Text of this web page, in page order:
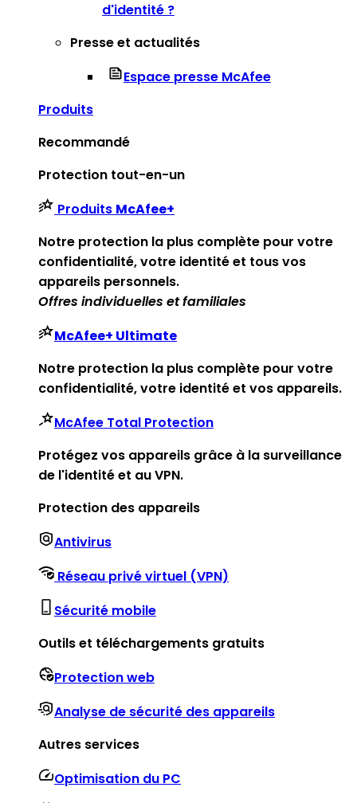
d'identité ?
Presse et actualités
Espace presse McAfee
Produits
Recommandé
Protection tout-en-un
Produits McAfee+
Notre protection la plus complète pour votre
confidentialité, votre identité et tous vos
appareils personnels.​
Offres individuelles et familiales
McAfee+ Ultimate
Notre protection la plus complète pour votre
confidentialité, votre identité et vos appareils.
McAfee Total Protection
Protégez vos appareils grâce à la surveillance
de l'identité et au VPN.
Protection des appareils
Antivirus
Réseau privé virtuel (VPN)
Sécurité mobile
Outils et téléchargements gratuits
Protection web
Analyse de sécurité des appareils
Autres services
Optimisation du PC